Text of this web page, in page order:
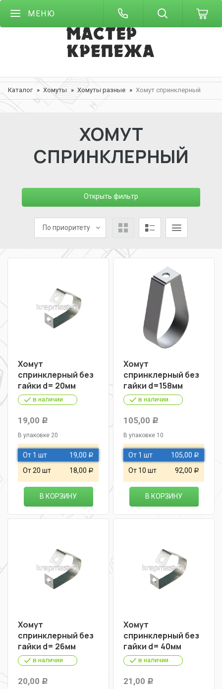
МЕНЮ
Каталог Хомуты Хомуты разные Хомут спринклерный
ХОМУТ
СПРИНКЛЕРНЫЙ
Открыть фильтр
По приоритету
Хомут
спринклерный без
гайки d= 20мм
в наличии
19,00 Р
В упаковке 20
От 1 шт 19,00 Р
От 20 шт 18,00 Р
В КОРЗИНУ
Хомут
спринклерный без
гайки d=158мм
в наличии
105,00 Р
В упаковке 10
От 1 шт 105,00 Р
От 10 шт 92,00 Р
В КОРЗИНУ
Хомут
спринклерный без
гайки d= 26мм
в наличии
20,00 Р
Хомут
спринклерный без
гайки d= 40мм
в наличии
21,00 Р